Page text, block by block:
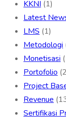
KKNI (1)
Latest
LMS (1)
Metodologi
Monetisasi
Portofolio
Project
Revenue
Sertifikasi